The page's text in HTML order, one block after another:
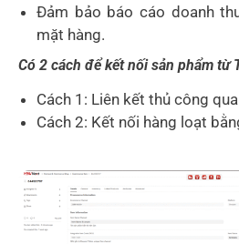
Đảm bảo báo cáo doanh
mặt hàng.
Có 2 cách để kết nối sản phẩm từ
Cách 1: Liên kết thủ công
Cách 2: Kết nối hàng loạt